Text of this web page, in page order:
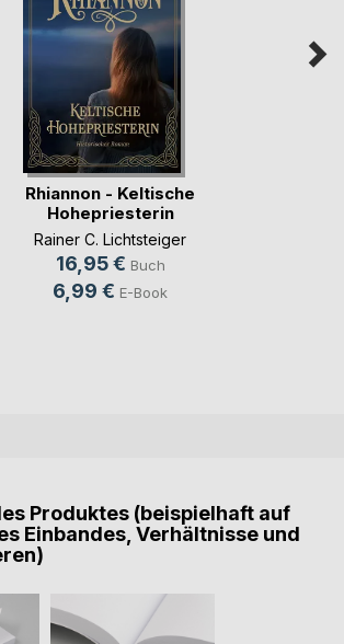
Rhiannon - Keltische
Hohepriesterin
Rainer C. Lichtsteiger
16,95 € Buch
6,99 € E-Book
Produktes (beispielhaft auf
Einbandes, Verhältnisse und